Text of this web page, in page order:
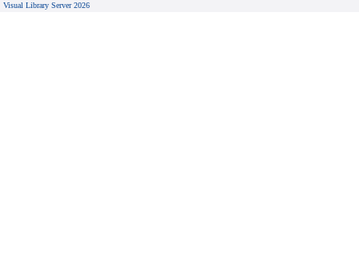
Visual Library Server 2026